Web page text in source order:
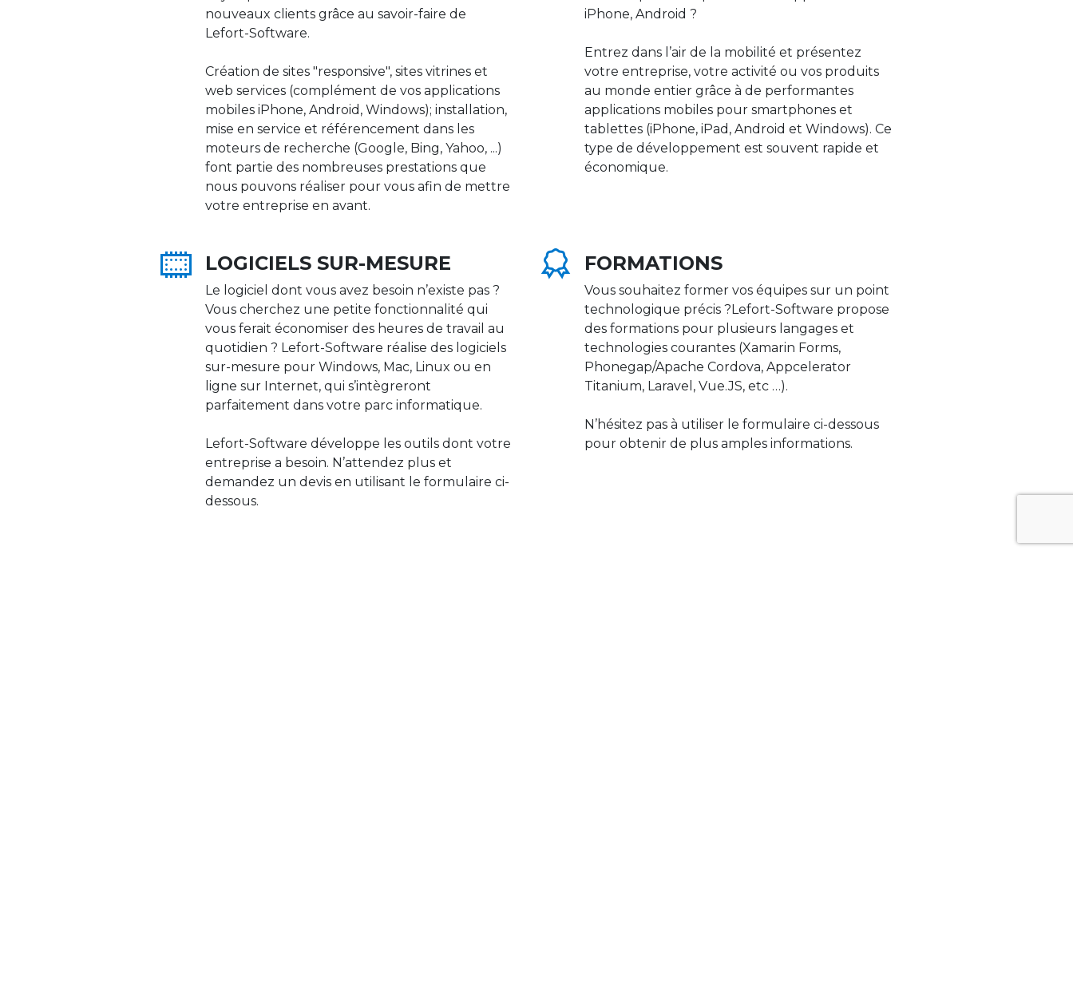
nouveaux clients grâce au savoir-faire de
Lefort-Software.
Création de sites "responsive", sites vitrines et
web services (complément de vos applications
mobiles iPhone, Android, Windows); installation,
mise en service et référencement dans les
moteurs de recherche (Google, Bing, Yahoo, ...)
font partie des nombreuses prestations que
nous pouvons réaliser pour vous afin de mettre
votre entreprise en avant.
iPhone, Android ?
Entrez dans l’air de la mobilité et présentez
votre entreprise, votre activité ou vos produits
au monde entier grâce à de performantes
applications mobiles pour smartphones et
tablettes (iPhone, iPad, Android et Windows). Ce
type de développement est souvent rapide et
économique.
LOGICIELS SUR-MESURE
Le logiciel dont vous avez besoin n’existe pas ?
Vous cherchez une petite fonctionnalité qui
vous ferait économiser des heures de travail au
quotidien ? Lefort-Software réalise des logiciels
sur-mesure pour Windows, Mac, Linux ou en
ligne sur Internet, qui s’intègreront
parfaitement dans votre parc informatique.
Lefort-Software développe les outils dont votre
entreprise a besoin. N’attendez plus et
demandez un devis en utilisant le formulaire ci-
dessous.
FORMATIONS
Vous souhaitez former vos équipes sur un point
technologique précis ?Lefort-Software propose
des formations pour plusieurs langages et
technologies courantes (Xamarin Forms,
Phonegap/Apache Cordova, Appcelerator
Titanium, Laravel, Vue.JS, etc …).
N’hésitez pas à utiliser le formulaire ci-dessous
pour obtenir de plus amples informations.